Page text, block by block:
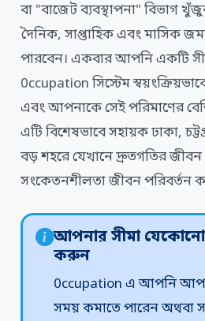
বা "বাজেট ব্যবস্থাপনা" বিভাগ
দৈনিক, সাপ্তাহিক এবং মাসিক
পারবেন। একবার আপনি একটি
0ccupation সিস্টেম
এবং আপনাকে সেই পরিমাণের
এটি বিশেষভাবে সহায়ক ঢাকা,
বড় শহরে যেখানে দ্রুতগতির জীবন
সংকেতনশীলতা জীবন পরিবর্তন
আপনার সীমা
করুন
0ccupation এ আপনি
সময় কমাতে পারেন অথবা